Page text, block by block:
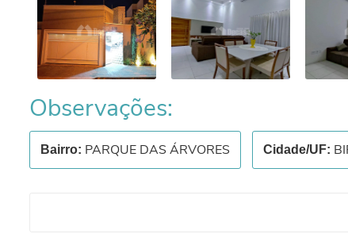
Observações:
Bairro: PARQUE DAS ÁRVORES Cidade/UF: